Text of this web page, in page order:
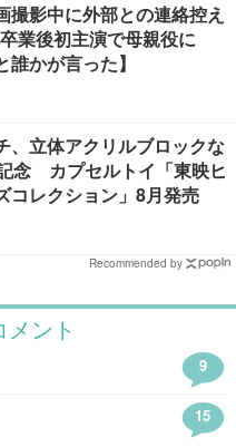
撮影中に外部との連絡控え
業後初主演で母親役に
誰かが言った】
、立体アクリルブロックな
念 カプセルトイ「東映ヒ
コレクション」8月発売
Recommended by